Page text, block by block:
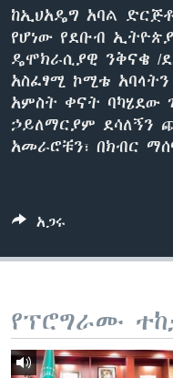
ቋንቋዎች
ከኢህአዴግ አባል
የሆነው የደቡብ
ዴሞክራሲያዊ ንቅናቄ /
አስፈፃሚ ኮሚቴ
አምስት ቀናት ባካሄደው
ኃይለማርያም ደሳለኝን
አመራሮቹን፣ በክብር
አጋሩ
የፕሮግራሙ